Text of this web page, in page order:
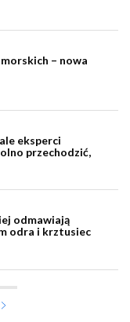
– nowa
eksperci
przechodzić,
odmawiają
odra i krztusiec